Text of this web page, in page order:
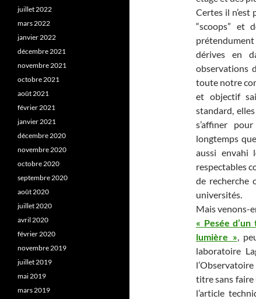
Certes il
“scoops” et
dérives en
observations
toute notre
et objectif
standard,
s’affiner
longtemps
aussi envahi
respectables
de recherche
universités.
Mais venons-
« Pesée
lumière »,
laboratoire
titre sans faire
l’article
juillet 2022
mars 2022
janvier 2022
décembre 2021
novembre 2021
octobre 2021
août 2021
février 2021
janvier 2021
décembre 2020
novembre 2020
octobre 2020
septembre 2020
août 2020
juillet 2020
avril 2020
février 2020
novembre 2019
juillet 2019
mai 2019
mars 2019